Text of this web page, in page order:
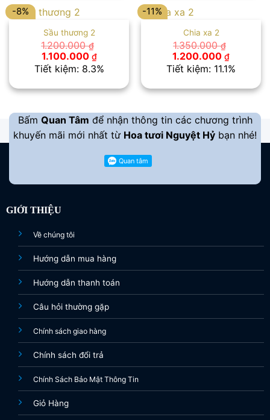
-8%
Sầu thương 2
1.200.000₫
Giá
gốc
là:
1.100.000 ₫Giá
hiện
tại
1.100.000 ₫.
Tiết kiệm: 8.3%
-11%
Chia xa 2
1.350.000₫
Giá
gốc
là:
1.200.000 ₫Giá
hiện
tại
Tiết kiệm: 11.1%
Bấm Quan Tâm để nhận thông tin các chương trình
khuyến mãi mới nhất từ Hoa tươi Nguyệt Hỷ bạn nhé!
GIỚI THIỆU
Về chúng tôi
Hướng dẫn mua hàng
Hướng dẫn thanh toán
Câu hỏi thường gặp
Chính sách giao hàng
Chính sách đổi trả
Chính Sách Bảo Mật Thông Tin
Giỏ Hàng